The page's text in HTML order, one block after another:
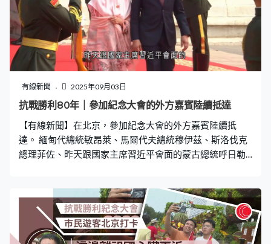
有線新聞 2025年09月03日
抗戰勝利80年｜參加紀念大會的外方嘉賓陸續抵達
【有線新聞】在北京，參加紀念大會的外方嘉賓陸續抵
達。 緬甸代總統敏昂萊、馬爾代夫總統穆伊茲、斯洛伐克
總理菲佐、昨天跟國家主席習近平會面的蒙古總統呼日勒